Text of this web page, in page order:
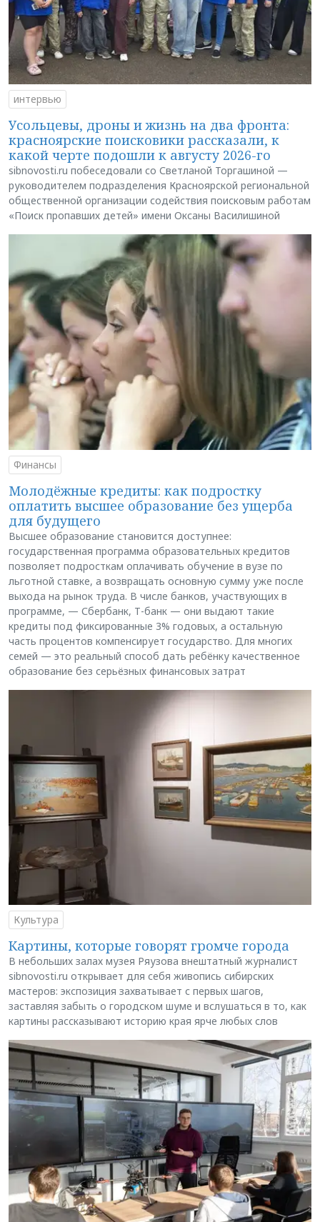
интервью
Усольцевы, дроны и жизнь на два фронта:
красноярские поисковики рассказали, к
какой черте подошли к августу 2026-го
sibnovosti.ru побеседовали со Светланой Торгашиной —
руководителем подразделения Красноярской региональной
общественной организации содействия поисковым работам
«Поиск пропавших детей» имени Оксаны Василишиной
Финансы
Молодёжные кредиты: как подростку
оплатить высшее образование без ущерба
для будущего
Высшее образование становится доступнее:
государственная программа образовательных кредитов
позволяет подросткам оплачивать обучение в вузе по
льготной ставке, а возвращать основную сумму уже после
выхода на рынок труда. В числе банков, участвующих в
программе, — Сбербанк, Т-банк — они выдают такие
кредиты под фиксированные 3% годовых, а остальную
часть процентов компенсирует государство. Для многих
семей — это реальный способ дать ребёнку качественное
образование без серьёзных финансовых затрат
Культура
Картины, которые говорят громче города
В небольших залах музея Ряузова внештатный журналист
sibnovosti.ru открывает для себя живопись сибирских
мастеров: экспозиция захватывает с первых шагов,
заставляя забыть о городском шуме и вслушаться в то, как
картины рассказывают историю края ярче любых слов